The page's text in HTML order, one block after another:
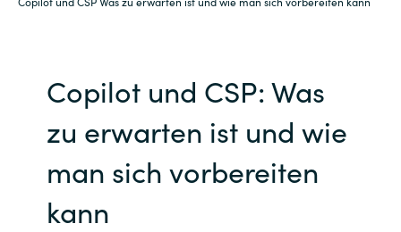
Global site
Ressourcen
IT Campus - Customer Trainings
Copilot und CSP: Was
zu erwarten ist und wie
man sich vorbereiten
kann